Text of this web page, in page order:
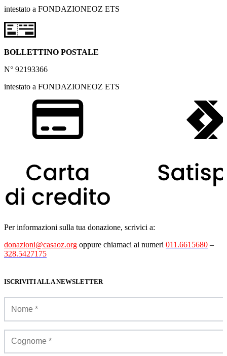
intestato a FONDAZIONEOZ ETS
BOLLETTINO POSTALE
N° 92193366
intestato a FONDAZIONEOZ ETS
Per informazioni sulla tua donazione, scrivici a:
donazioni@casaoz.org oppure chiamaci ai numeri 011.6615680 –
328.5427175
ISCRIVITI ALLA NEWSLETTER